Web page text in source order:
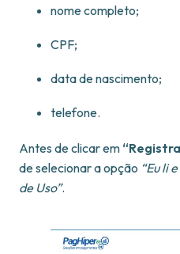
nome completo;
CPF;
data de nascimento;
telefone.
Antes de clicar em
de selecionar a opção “Eu li
de Uso”.